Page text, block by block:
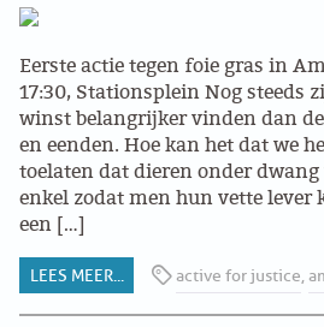
ABONNEMENT
ARCHIEF
WEBSITE
ARBEID
LABOUR RIGHTS
Eerste actie tegen foie gras in
17:30, Stationsplein Nog steeds
winst belangrijker vinden dan
en eenden. Hoe kan het dat we
toelaten dat dieren onder dwang
enkel zodat men hun vette lever
een […]
LEES MEER... active for justice,